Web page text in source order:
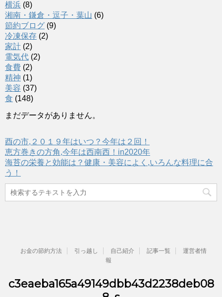
横浜 (8)
湘南・鎌倉・逗子・葉山 (6)
節約ブログ (9)
冷凍保存 (2)
家計 (2)
電気代 (2)
食費 (2)
精神 (1)
美容 (37)
食 (148)
まだデータがありません。
酉の市,２０１９年はいつ？今年は２回！
恵方巻きの方角,今年は西南西！in2020年
海苔の栄養と効能は？健康・美容によく,いろんな料理に合
う！
お金の節約方法 引っ越し 自己紹介 記事一覧
運営者情
報
c3eaeba165a49149dbb43d2238deb08